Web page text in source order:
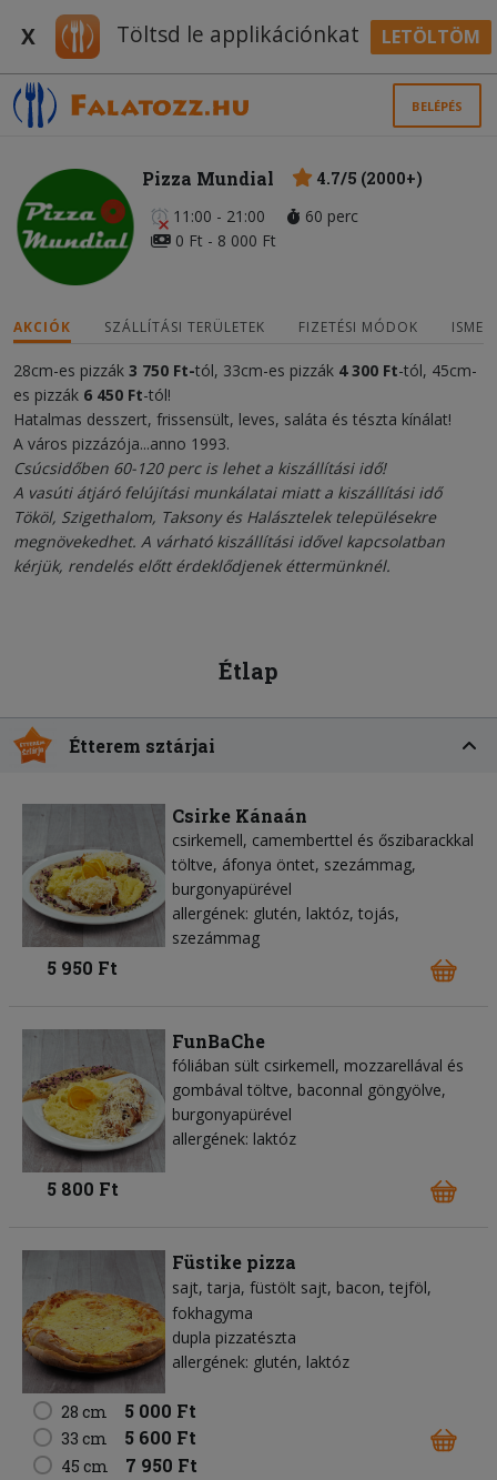
X Töltsd le applikációnkat LETÖLTÖM
BELÉPÉS
Pizza Mundial
4.7/5 (2000+)
11:00 - 21:00
60 perc
0 Ft - 8 000 Ft
AKCIÓK SZÁLLÍTÁSI TERÜLETEK FIZETÉSI MÓDOK
28cm-es pizzák 3 750 Ft-tól, 33cm-es pizzák 4 300 Ft-tól, 45cm-
es pizzák 6 450 Ft-tól!
Hatalmas desszert, frissensült, leves, saláta és tészta kínálat!
A város pizzázója...anno 1993.
Csúcsidőben 60-120 perc is lehet a kiszállítási idő!
A vasúti átjáró felújítási munkálatai miatt a kiszállítási idő
Tököl, Szigethalom, Taksony és Halásztelek településekre
megnövekedhet. A várható kiszállítási idővel kapcsolatban
kérjük, rendelés előtt érdeklődjenek éttermünknél.
Étlap
Étterem sztárjai
Csirke Kánaán
csirkemell, camemberttel és őszibarackkal
töltve, áfonya öntet, szezámmag,
burgonyapürével
allergének: glutén, laktóz, tojás,
szezámmag
5 950 Ft
FunBaChe
fóliában sült csirkemell, mozzarellával és
gombával töltve, baconnal göngyölve,
burgonyapürével
allergének: laktóz
5 800 Ft
Füstike pizza
sajt tarja füstölt sajt bacon tejföl
fokhagyma
dupla pizzatészta
allergének: glutén, laktóz
28 cm 5 000 Ft
33 cm 5 600 Ft
45 cm 7 950 Ft